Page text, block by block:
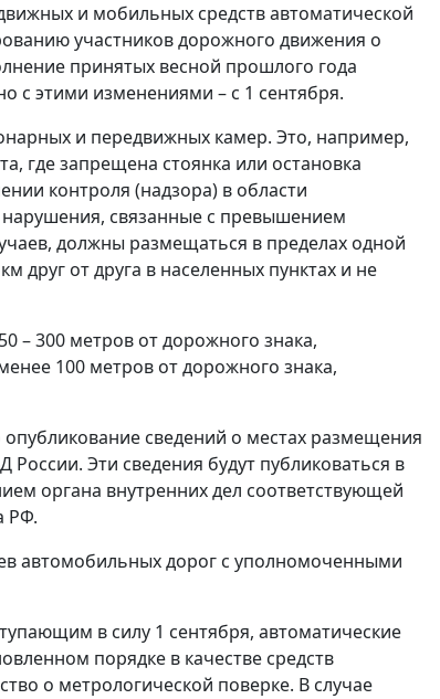
и мобильных средств автоматической
участников дорожного движения о
принятых весной прошлого года
с этими изменениями – с 1 сентября.
и передвижных камер. Это, например,
где запрещена стоянка или остановка
контроля (надзора) в области
связанные с превышением
должны размещаться в пределах одной
друг от друга в населенных пунктах и не
– 300 метров от дорожного знака,
100 метров от дорожного знака,
сведений о местах размещения
Эти сведения будут публиковаться в
органа внутренних дел соответствующей
РФ.
автомобильных дорог с уполномоченными
в силу 1 сентября, автоматические
порядке в качестве средств
о метрологической поверке. В случае